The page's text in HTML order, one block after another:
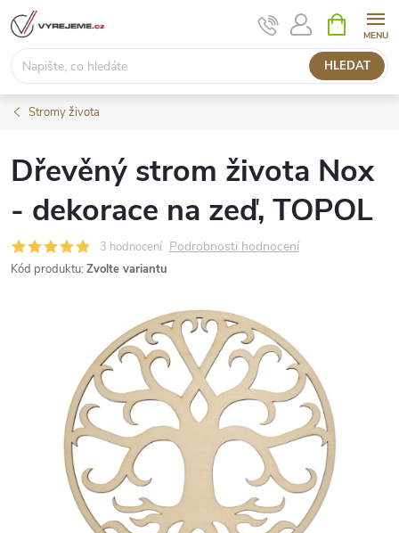
Přejít
na
obsah
HLEDAT
NÁKUPNÍ
KOŠÍK
Stromy života
Dřevěný strom života Nox
- dekorace na zeď, TOPOL
3 hodnocení Podrobnosti hodnocení
Kód produktu: Zvolte variantu